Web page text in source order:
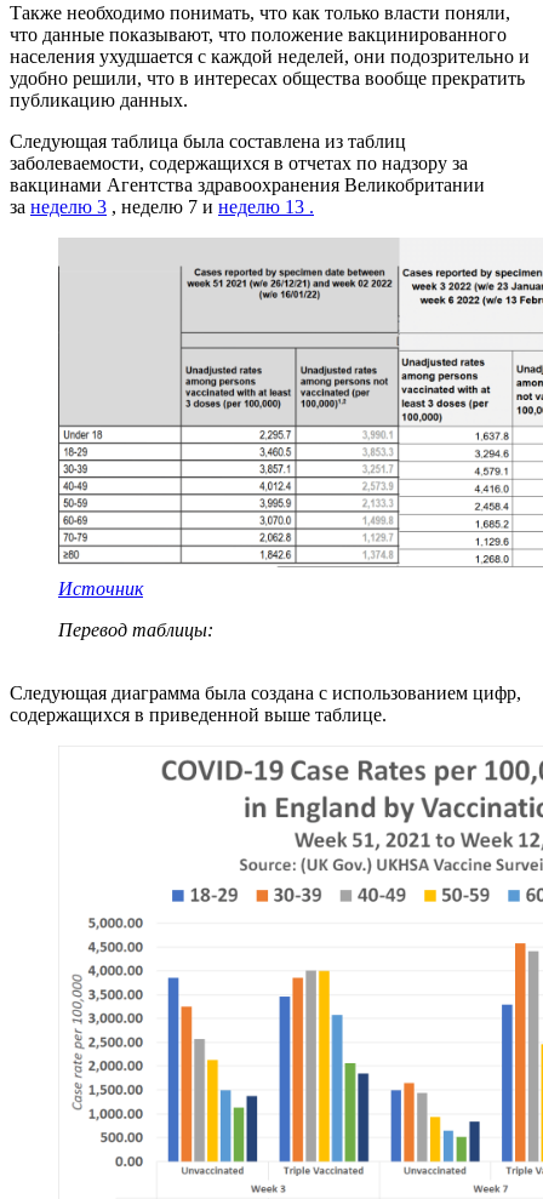
Также необходимо понимать, что как только власти поняли,
что данные показывают, что положение вакцинированного
населения ухудшается с каждой неделей, они подозрительно и
удобно решили, что в интересах общества вообще прекратить
публикацию данных.
Следующая таблица была составлена ​​из таблиц
заболеваемости, содержащихся в отчетах по надзору за
вакцинами Агентства здравоохранения Великобритании
за неделю 3 , неделю 7 и неделю 13 .
Источник
Перевод таблицы:
Следующая диаграмма была создана с использованием цифр,
содержащихся в приведенной выше таблице.